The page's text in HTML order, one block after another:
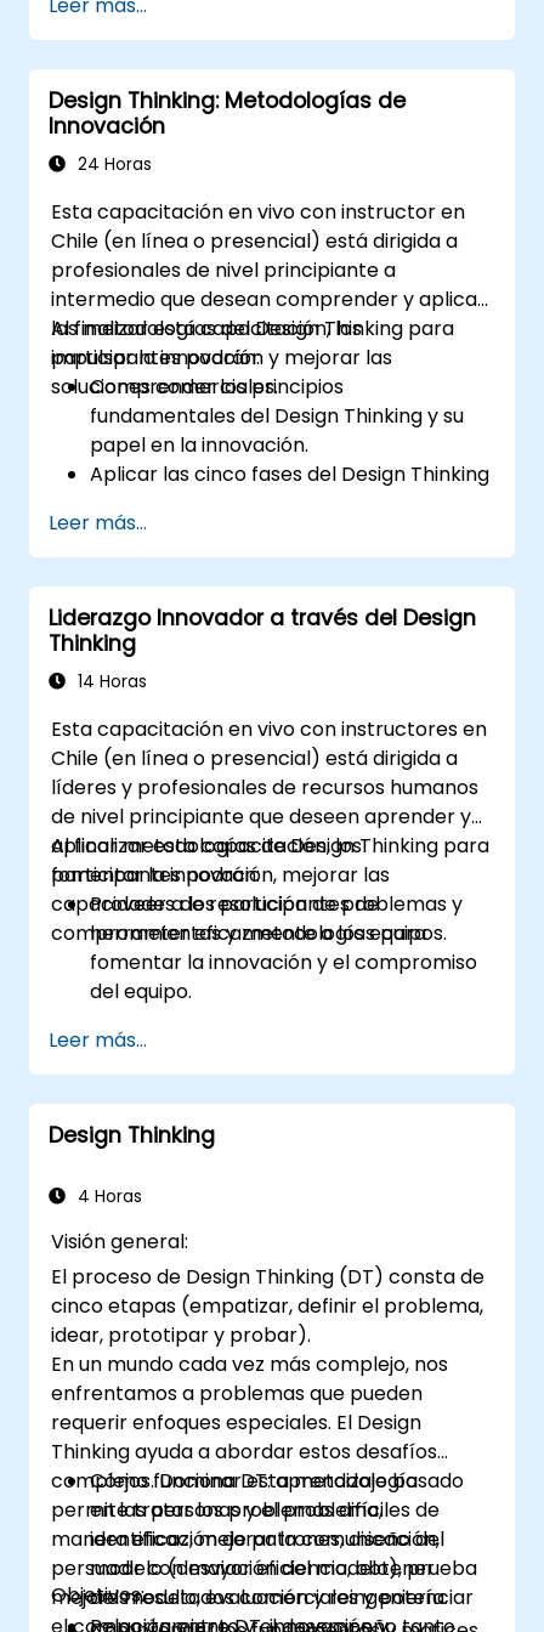
productos y servicios.
Design Thinking: Metodologías de
Innovación
24 Horas
Esta capacitación en vivo con instructor en
Chile (en línea o presencial) está dirigida a
profesionales de nivel principiante a
intermedio que desean comprender y aplicar
las metodologías del Design Thinking para
impulsar la innovación y mejorar las
soluciones comerciales.
Al finalizar esta capacitación, los
participantes podrán:
Comprender los principios
fundamentales del Design Thinking y su
papel en la innovación.
Aplicar las cinco fases del Design Thinking
Utilizar técnicas y herramientas de
ideación para fomentar la creatividad.
Implementar estrategias de Design
Thinking para mejorar los procesos y
aumentar la eficiencia.
Leer más...
Liderazgo Innovador a través del Design
Thinking
14 Horas
Esta capacitación en vivo con instructores en
Chile (en línea o presencial) está dirigida a
líderes y profesionales de recursos humanos
de nivel principiante que deseen aprender y
aplicar metodologías de Design Thinking para
fomentar la innovación, mejorar las
capacidades de resolución de problemas y
comprometer eficazmente a los equipos.
Al finalizar esta capacitación, los
participantes podrán:
Proveer a los participantes de
herramientas y metodologías para
fomentar la innovación y el compromiso
del equipo.
empatía, ideación y prototipado para
resolver desafíos complejos.
Aplicar los principios del Design Thinking a
escenarios de liderazgo y recursos
Promover una cultura de innovación
Leer más...
Design Thinking
4 Horas
Visión general:
El proceso de Design Thinking (DT) consta de
cinco etapas (empatizar, definir el problema,
idear, prototipar y probar).
En un mundo cada vez más complejo, nos
enfrentamos a problemas que pueden
requerir enfoques especiales. El Design
Thinking ayuda a abordar estos desafíos
complejos. Dominar esta metodología
permite tratar los problemas difíciles de
manera eficaz, mejorar la comunicación,
persuadir con mayor eficiencia, obtener
mejores resultados comerciales y potenciar
el comportamiento y el desempeño tanto
Cómo funciona DT: aprendizaje basado
en las personas y el problema,
identificación de patrones, diseño del
modelo (desviación del modelo), prueba
del modelo, evaluación y reingeniería.
Relación entre DT, innovación y
Objetivos: